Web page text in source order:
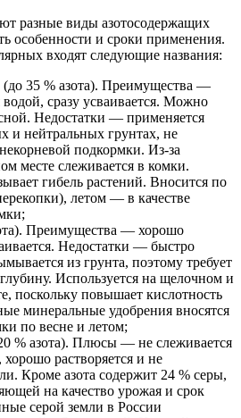
разные виды азотосодержащих
особенности и сроки применения.
входят следующие названия:
(до 35 % азота). Преимущества —
сразу усваивается. Можно
Недостатки — применяется
и нейтральных грунтах, не
подкормки. Из-за
месте слеживается в комки.
гибель растений. Вносится по
летом — в качестве
Преимущества — хорошо
Недостатки — быстро
из грунта, поэтому требует
Используется на щелочном и
поскольку повышает кислотность
минеральные удобрения вносятся
по весне и летом;
% азота). Плюсы — не слеживается
растворяется и не
Кроме азота содержит 24 % серы,
на качество урожая и срок
серой земли в России